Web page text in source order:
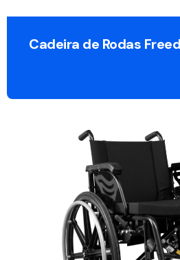
Cadeira de Rodas